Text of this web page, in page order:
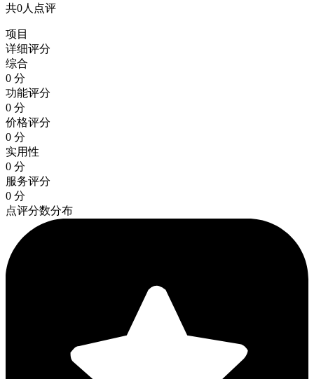
共0人点评
项目
详细评分
综合
0 分
功能评分
0 分
价格评分
0 分
实用性
0 分
服务评分
0 分
点评分数分布